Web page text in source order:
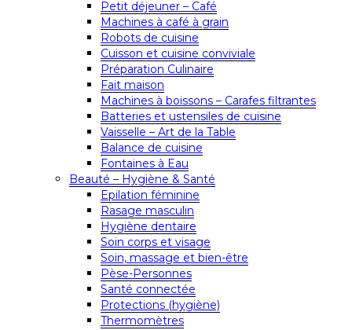
Petit déjeuner – Café
Machines à café à grain
Robots de cuisine
Cuisson et cuisine conviviale
Préparation Culinaire
Fait maison
Machines à boissons – Carafes filtrantes
Batteries et ustensiles de cuisine
Vaisselle – Art de la Table
Balance de cuisine
Fontaines à Eau
Beauté – Hygiène & Santé
Epilation féminine
Rasage masculin
Hygiène dentaire
Soin corps et visage
Soin, massage et bien-être
Pèse-Personnes
Santé connectée
Protections (hygiène)
Thermomètres